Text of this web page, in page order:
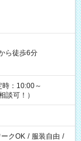
ら徒歩6分
：10:00～
可！）
クOK / 服装自由 /